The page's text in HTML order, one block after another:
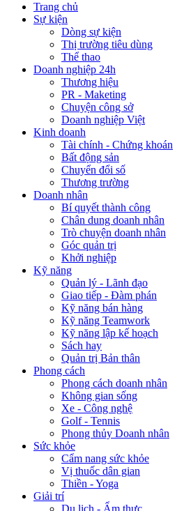
Trang chủ
Sự kiện
Dòng sự kiện
Thị trường tiêu dùng
Thể thao
Doanh nghiệp 24h
Thương hiệu
PR - Maketing
Chuyện công sở
Doanh nghiệp Việt
Kinh doanh
Tài chính - Chứng khoán
Bất động sản
Chuyển đổi số
Thương trường
Doanh nhân
Bí quyết thành công
Chân dung doanh nhân
Trò chuyện doanh nhân
Góc quản trị
Khởi nghiệp
Kỹ năng
Quản lý - Lãnh đạo
Giao tiếp - Đàm phán
Kỹ năng bán hàng
Kỹ năng Teamwork
Kỹ năng lập kế hoạch
Sách hay
Quản trị Bản thân
Phong cách
Phong cách doanh nhân
Không gian sống
Xe - Công nghệ
Golf - Tennis
Phong thủy Doanh nhân
Sức khỏe
Cẩm nang sức khỏe
Vị thuốc dân gian
Thiền - Yoga
Giải trí
Du lịch - Ẩm thực